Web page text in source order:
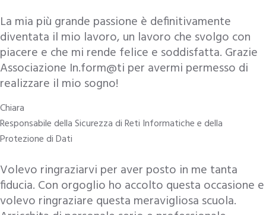
La mia più grande passione è definitivamente
diventata il mio lavoro, un lavoro che svolgo con
piacere e che mi rende felice e soddisfatta. Grazie
Associazione In.form@ti per avermi permesso di
realizzare il mio sogno!
Chiara
Responsabile della Sicurezza di Reti Informatiche e della
Protezione di Dati
Volevo ringraziarvi per aver posto in me tanta
fiducia. Con orgoglio ho accolto questa occasione e
volevo ringraziare questa meravigliosa scuola.